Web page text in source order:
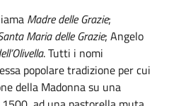
Madre delle Grazie;
Maria delle Grazie; Angelo
. Tutti i nomi
popolare tradizione per cui
della Madonna su una